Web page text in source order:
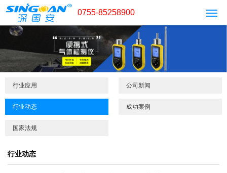
0755-85258900
行业应用 公司新闻
行业动态 成功案例
国家法规
行业动态